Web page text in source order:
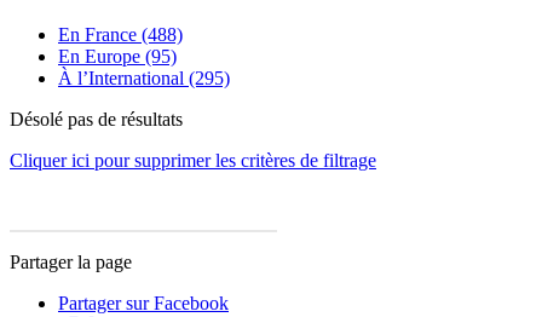
En France (488)
En Europe (95)
À l’International (295)
Désolé pas de résultats
Cliquer ici pour supprimer les critères de filtrage
Partager la page
Partager sur Facebook